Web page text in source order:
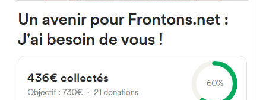
PROPOSER UN FRONTON
Cité Gaston Phœbus A 64000
Fronton mur à gauche